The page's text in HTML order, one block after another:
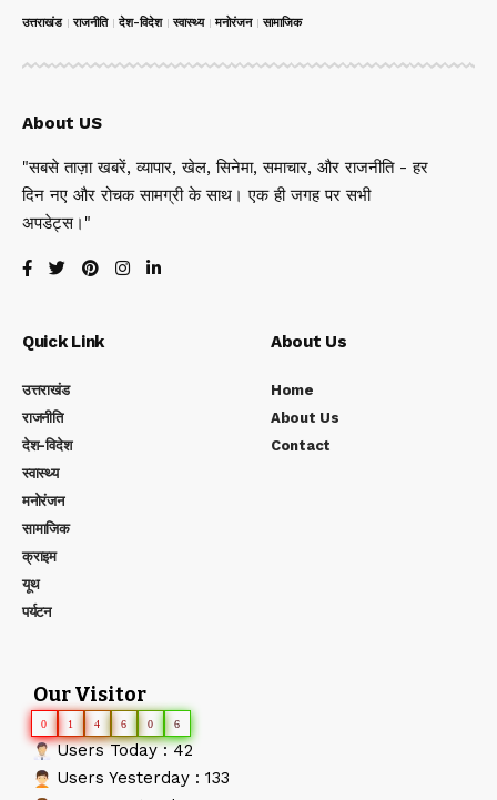
उत्तराखंड राजनीति देश-विदेश स्वास्थ्य मनोरंजन सामाजिक
About US
"सबसे ताज़ा खबरें, व्यापार, खेल, सिनेमा, समाचार, और राजनीति - हर
दिन नए और रोचक सामग्री के साथ। एक ही जगह पर सभी
अपडेट्स।"
Quick Link
उत्तराखंड
राजनीति
देश-विदेश
स्वास्थ्य
मनोरंजन
सामाजिक
क्राइम
यूथ
पर्यटन
About Us
Home
About Us
Contact
Our Visitor
0 1 4 6 0 6
Users Today : 42
Users Yesterday : 133